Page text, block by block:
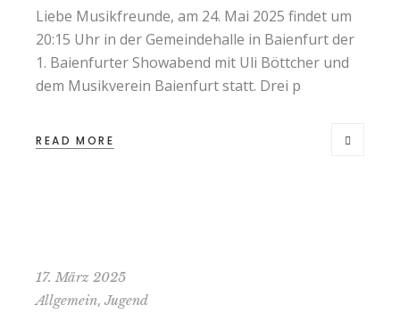
Liebe Musikfreunde, am 24. Mai 2025 findet um
20:15 Uhr in der Gemeindehalle in Baienfurt der
1. Baienfurter Showabend mit Uli Böttcher und
dem Musikverein Baienfurt statt. Drei p
READ MORE
17. März 2025
Allgemein,Jugend